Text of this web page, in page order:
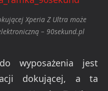
Xperia Z Ultra może
– 90sekund.pl
wyposażenia jest
dokującej, a ta